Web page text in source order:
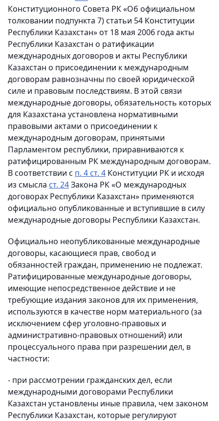
Конституционного Совета РК «Об официальном
толковании подпункта 7) статьи 54 Конституции
Республики Казахстан» от 18 мая 2006 года акты
Республики Казахстан о ратификации
международных договоров и акты Республики
Казахстан о присоединении к международным
договорам равнозначны по своей юридической
силе и правовым последствиям. В этой связи
международные договоры, обязательность которых
для Казахстана установлена нормативными
правовыми актами о присоединении к
международным договорам, принятыми
Парламентом республики, приравниваются к
ратифицированным РК международным договорам.
В соответствии с п. 4 ст. 4 Конституции РК и исходя
из смысла ст. 24Закона РК «О международных
договорах Республики Казахстан» применяются
официально опубликованные и вступившие в силу
международные договоры Республики Казахстан.
Официально неопубликованные международные
договоры, касающиеся прав, свобод и
обязанностей граждан, применению не подлежат.
Ратифицированные международные договоры,
имеющие непосредственное действие и не
требующие издания законов для их применения,
используются в качестве норм материального (за
исключением сфер уголовно-правовых и
административно-правовых отношений) или
процессуального права при разрешении дел, в
частности:
- при рассмотрении гражданских дел, если
международными договорами Республики
Казахстан установлены иные правила, чем законом
Республики Казахстан, которые регулируют